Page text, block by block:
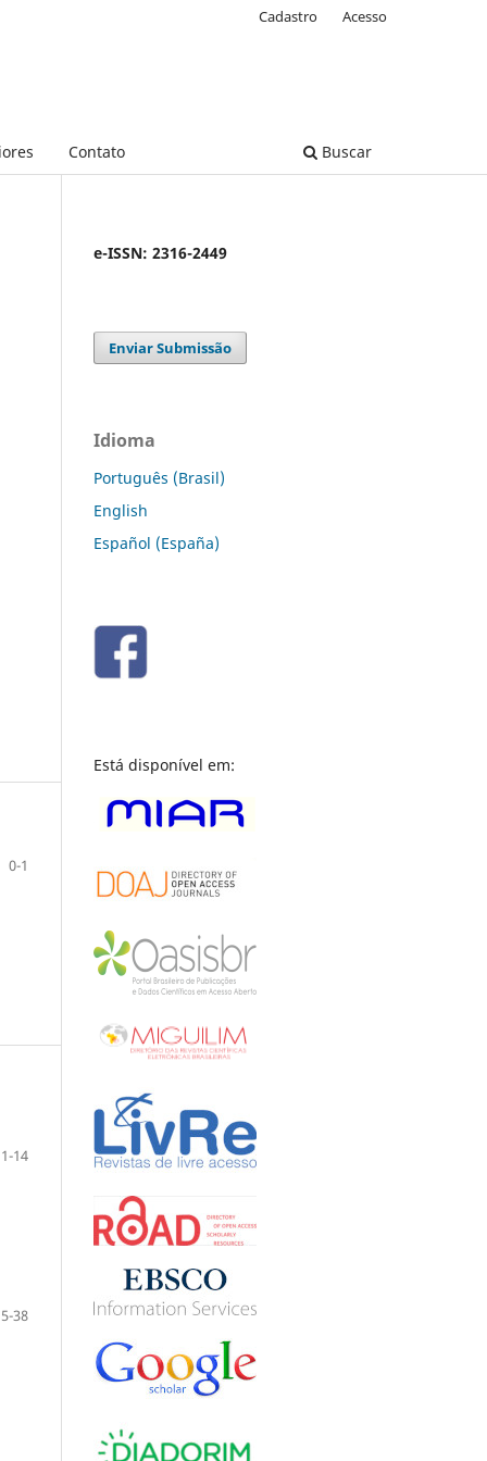
Contato Buscar
Cadastro Acesso
0-1
1-14
38
e-ISSN: 2316-2449
Enviar Submissão
Idioma
Português (Brasil)
English
Español (España)
Está disponível em: